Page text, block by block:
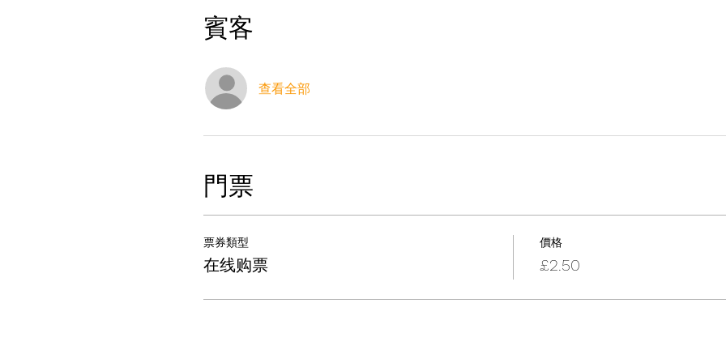
賓客
查看全部
門票
票券類型
在线购票
價格
£2.50